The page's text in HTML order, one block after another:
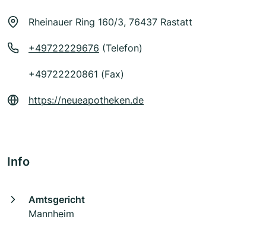
Rheinauer Ring 160/3, 76437 Rastatt
+49722229676 (Telefon)
+49722220861 (Fax)
https://neueapotheken.de
Info
Amtsgericht
Mannheim